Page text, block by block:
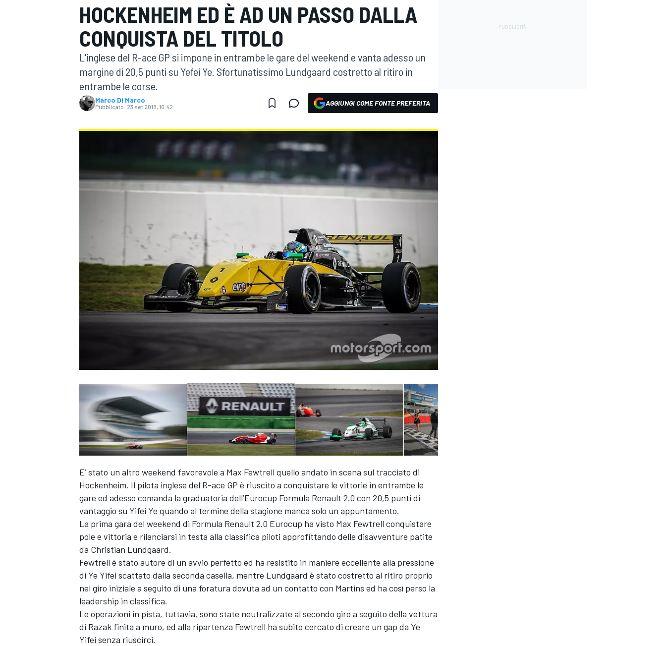
MOTOGP WEC
MONOPOSTO
HOCKENHEIM ED È AD UN PASSO DALLA
CONQUISTA DEL TITOLO
L'inglese del R-ace GP si impone in entrambe le gare del weekend e vanta adesso un
margine di 20,5 punti su Yefei Ye. Sfortunatissimo Lundgaard costretto al ritiro in
entrambe le corse.
Marco Di Marco
Pubblicato: 23 set 2018, 16:42 AGGIUNGI COME FONTE PREFERITA
E’ stato un altro weekend favorevole a Max Fewtrell quello andato in scena sul tracciato di
Hockenheim. Il pilota inglese del R-ace GP è riuscito a conquistare le vittorie in entrambe le
gare ed adesso comanda la graduatoria dell’Eurocup Formula Renault 2.0 con 20,5 punti di
vantaggio su Yifei Ye quando al termine della stagione manca solo un appuntamento.
La prima gara del weekend di Formula Renault 2.0 Eurocup ha visto Max Fewtrell conquistare
pole e vittoria e rilanciarsi in testa alla classifica piloti approfittando delle disavventure patite
da Christian Lundgaard.
Fewtrell è stato autore di un avvio perfetto ed ha resistito in maniere eccellente alla pressione
di Ye Yifei scattato dalla seconda casella, mentre Lundgaard è stato costretto al ritiro proprio
nel giro iniziale a seguito di una foratura dovuta ad un contatto con Martins ed ha così perso la
leadership in classifica.
Le operazioni in pista, tuttavia, sono state neutralizzate al secondo giro a seguito della vettura
di Razak finita a muro, ed alla ripartenza Fewtrell ha subito cercato di creare un gap da Ye
Yifei senza riuscirci.